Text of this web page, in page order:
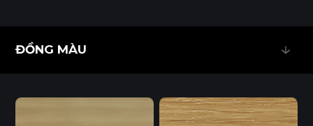
Ván Plywood phủ Melamine (EcoSmooth) kết hợp độ chắc
ĐỒNG MÀU